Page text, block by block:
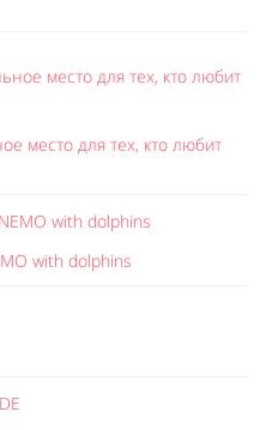
место для тех, кто любит
with dolphins